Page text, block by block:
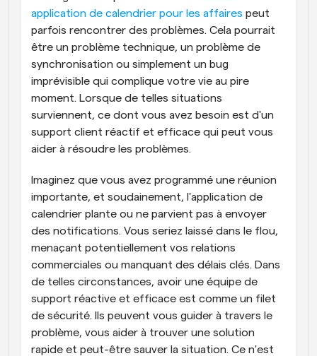
application de calendrier pour les affaires peut
parfois rencontrer des problèmes. Cela pourrait
être un problème technique, un problème de
synchronisation ou simplement un bug
imprévisible qui complique votre vie au pire
moment. Lorsque de telles situations
surviennent, ce dont vous avez besoin est d'un
support client réactif et efficace qui peut vous
aider à résoudre les problèmes.
Imaginez que vous avez programmé une réunion
importante, et soudainement, l'application de
calendrier plante ou ne parvient pas à envoyer
des notifications. Vous seriez laissé dans le flou,
menaçant potentiellement vos relations
commerciales ou manquant des délais clés. Dans
de telles circonstances, avoir une équipe de
support réactive et efficace est comme un filet
de sécurité. Ils peuvent vous guider à travers le
problème, vous aider à trouver une solution
rapide et peut-être sauver la situation. Ce n'est